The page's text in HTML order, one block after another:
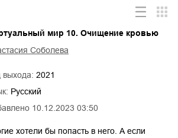
10.12.2023 03:50
мир 10. Очищение кровью
Соболева
выхода: 2021
Русский
хотели бы попасть в него. А если